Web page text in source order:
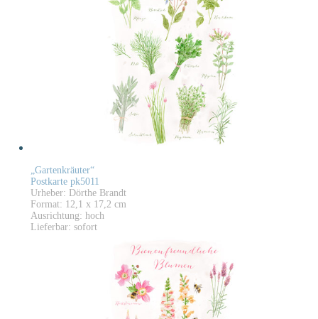
„Gartenkräuter“
Postkarte pk5011
Urheber: Dörthe Brandt
Format: 12,1 x 17,2 cm
Ausrichtung: hoch
Lieferbar: sofort